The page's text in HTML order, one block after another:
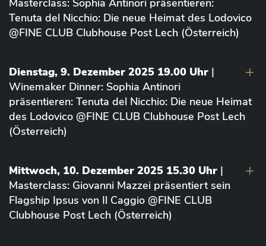
Tenuta del Nicchio: Die neue Heimat des Lodovico
@FINE CLUB Clubhouse Post Lech (Österreich)
Dienstag, 9. Dezember 2025 19.00 Uhr |
Winemaker Dinner: Sophia Antinori
präsentieren: Tenuta del Nicchio: Die neue Heimat
des Lodovico @FINE CLUB Clubhouse Post Lech
(Österreich)
Mittwoch, 10. Dezember 2025 15.30 Uhr |
Masterclass: Giovanni Mazzei präsentiert sein
Flagship Ipsus von Il Caggio @FINE CLUB
Clubhouse Post Lech (Österreich)